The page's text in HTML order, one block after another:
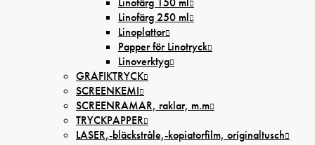
Linofärg 250 ml
Linoplattor
Papper för Linotryck
Linoverktyg
GRAFIKTRYCK
SCREENKEMI
SCREENRAMAR, raklar, m.m
TRYCKPAPPER
LASER,-bläckstråle,-kopiatorfilm, oríginaltusch